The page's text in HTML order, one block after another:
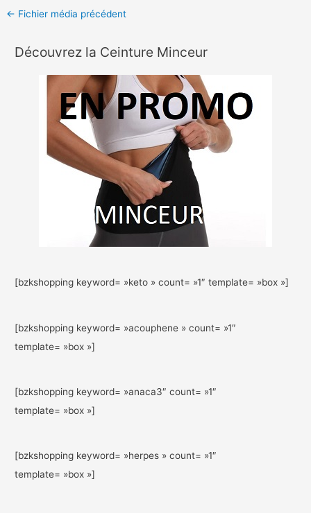
← Fichier média précédent
Découvrez la Ceinture Minceur
[bzkshopping keyword= »keto » count= »1″ template= »box »]
[bzkshopping keyword= »acouphene » count= »1″
template= »box »]
[bzkshopping keyword= »anaca3″ count= »1″
template= »box »]
[bzkshopping keyword= »herpes » count= »1″
template= »box »]